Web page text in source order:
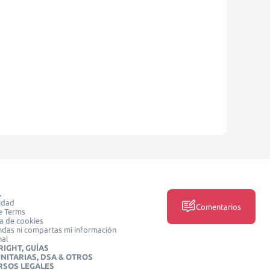
Terms
de cookies
ni compartas mi información
GUÍAS
DSA & OTROS
LEGALES
Comentarios